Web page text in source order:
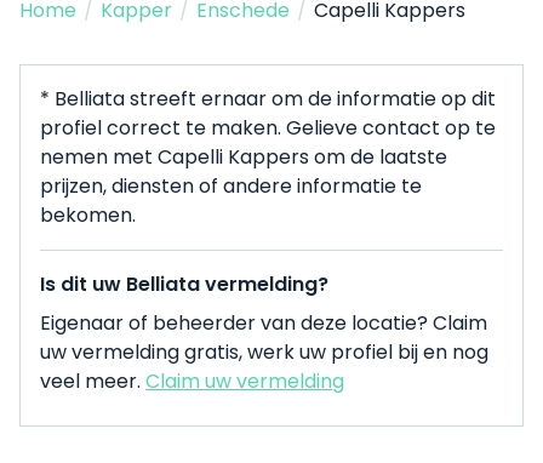
Home / Kapper / Enschede / Capelli Kappers
* Belliata streeft ernaar om de informatie op dit
profiel correct te maken. Gelieve contact op te
nemen met Capelli Kappers om de laatste
prijzen, diensten of andere informatie te
bekomen.
Is dit uw Belliata vermelding?
Eigenaar of beheerder van deze locatie? Claim
uw vermelding gratis, werk uw profiel bij en nog
veel meer. Claim uw vermelding